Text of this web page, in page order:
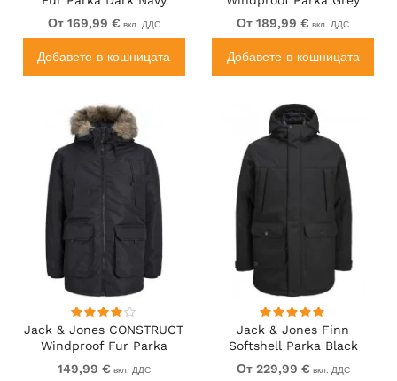
От 169,99 € вкл. ДДС
Добавете в кошницата
От 189,99 € вкл. ДДС
Добавете в кошницата
Jack & Jones CONSTRUCT
Windproof Fur Parka
Black
149,99 € вкл. ДДС
Jack & Jones Finn
Softshell Parka Black
От 229,99 € вкл. ДДС